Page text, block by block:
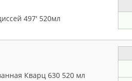
497' 520мл
Кварц 630 520 мл